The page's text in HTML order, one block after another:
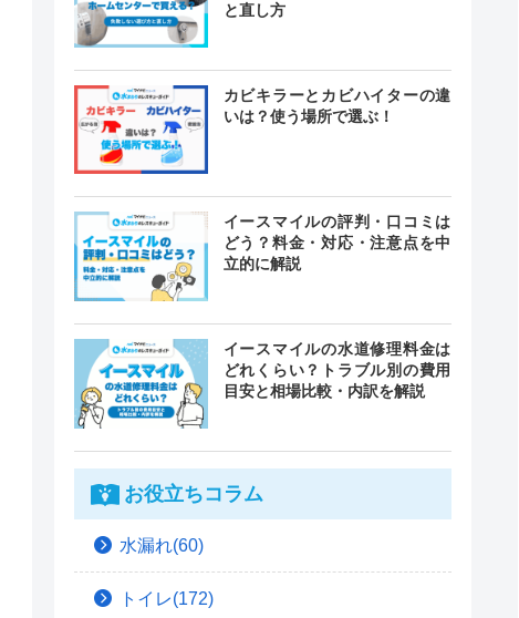
と直し方
カビキラーとカビハイターの違
いは？使う場所で選ぶ！
イースマイルの評判・口コミは
どう？料金・対応・注意点を中
立的に解説
イースマイルの水道修理料金は
どれくらい？トラブル別の費用
目安と相場比較・内訳を解説
お役立ちコラム
水漏れ(60)
トイレ(172)